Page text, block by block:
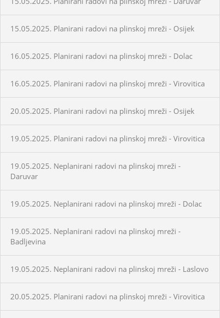
15.05.2025. Planirani radovi na plinskoj mreži - Osijek
16.05.2025. Planirani radovi na plinskoj mreži - Dolac
16.05.2025. Planirani radovi na plinskoj mreži - Virovitica
20.05.2025. Planirani radovi na plinskoj mreži - Osijek
19.05.2025. Planirani radovi na plinskoj mreži - Virovitica
19.05.2025. Neplanirani radovi na plinskoj mreži -
Daruvar
19.05.2025. Neplanirani radovi na plinskoj mreži - Dolac
19.05.2025. Neplanirani radovi na plinskoj mreži -
Badljevina
19.05.2025. Neplanirani radovi na plinskoj mreži - Laslovo
20.05.2025. Planirani radovi na plinskoj mreži - Virovitica